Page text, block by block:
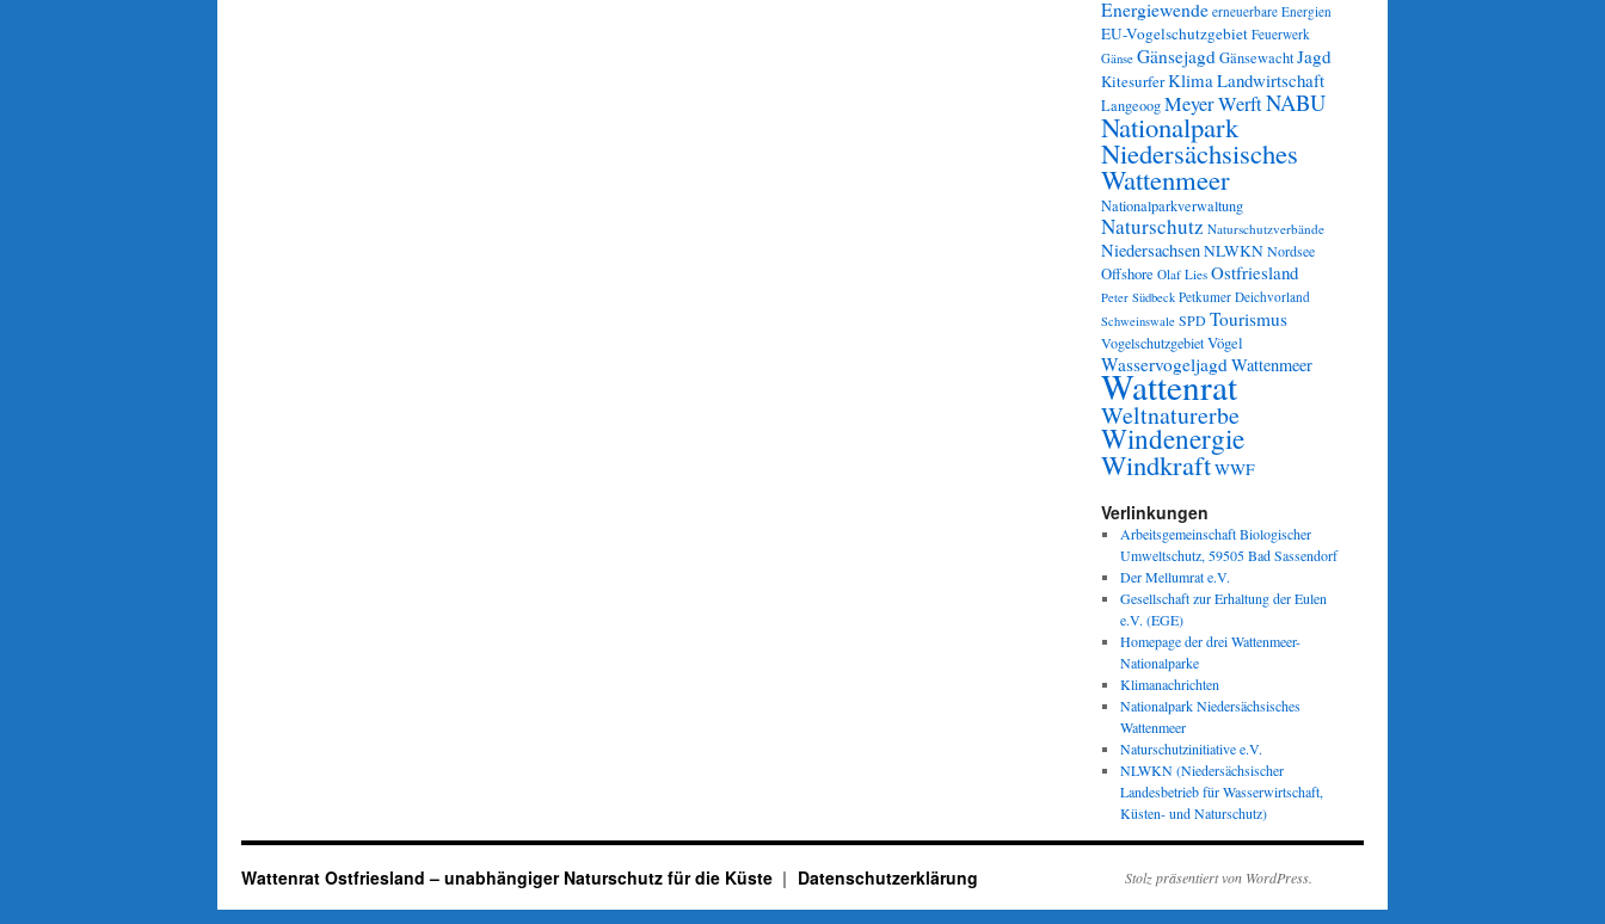
Energiewende erneuerbare Energien
EU-Vogelschutzgebiet Feuerwerk
Gänse GänsejagdGänsewachtJagd
KitesurferKlimaLandwirtschaft
LangeoogMeyer WerftNABU
Nationalpark
Niedersächsisches
Wattenmeer
Nationalparkverwaltung
Naturschutz Naturschutzverbände
NiedersachsenNLWKNNordsee
Offshore Olaf Lies Ostfriesland
Peter Südbeck Petkumer Deichvorland
Schweinswale SPDTourismus
VogelschutzgebietVögel
WasservogeljagdWattenmeer
Wattenrat
Weltnaturerbe
Windenergie
WindkraftWWF
Verlinkungen
Arbeitsgemeinschaft Biologischer
Umweltschutz, 59505 Bad Sassendorf
Der Mellumrat e.V.
Gesellschaft zur Erhaltung der Eulen
e.V. (EGE)
Homepage der drei Wattenmeer-
Nationalparke
Klimanachrichten
Nationalpark Niedersächsisches
Wattenmeer
Naturschutzinitiative e.V.
NLWKN (Niedersächsischer
Landesbetrieb für Wasserwirtschaft,
Küsten- und Naturschutz)
Wattenrat Ostfriesland – unabhängiger Naturschutz für die Küste Datenschutzerklärung Stolz präsentiert von WordPress.